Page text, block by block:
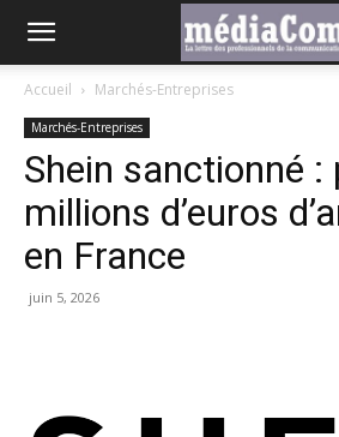
Accueil Marchés-Entreprises
Marchés-Entreprises
Shein sanctionné :
millions d’euros
en France
juin 5, 2026